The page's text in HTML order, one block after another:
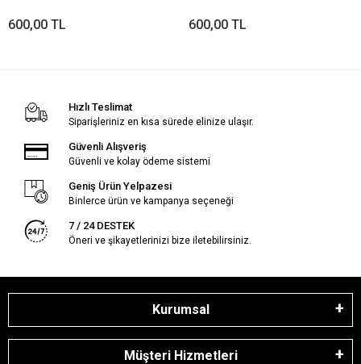
600,00 TL 600,00 TL
Hızlı Teslimat
Siparişleriniz en kısa sürede elinize ulaşır.
Güvenli Alışveriş
Güvenli ve kolay ödeme sistemi
Geniş Ürün Yelpazesi
Binlerce ürün ve kampanya seçeneği
7 / 24 DESTEK
Öneri ve şikayetlerinizi bize iletebilirsiniz.
Kurumsal
Müşteri Hizmetleri